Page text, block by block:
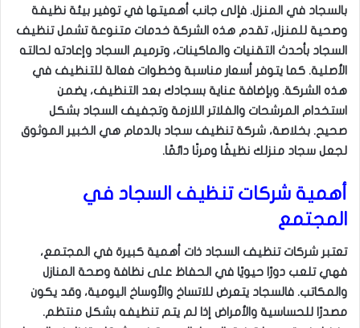
بالسجاد في المنزل. فإلى جانب أهميتها في توفير بيئة نظيفة
وصحية للمنزل، تقدم هذه الشركة خدمات متنوعة تشمل تنظيف
السجاد بأحدث التقنيات والماكينات، وترميم السجاد وإعادته لحالته
الأصلية. كما يتوفر أسعار مناسبة وخطوات فعالة للتنظيف في
هذه الشركة. وبإضافة عناية بسجادك بعد التنظيف، يضمن
استخدام المرشحات والفلاتر اللازمة وتجفيف السجاد بشكل
صحيح. بخلاصة، شركة تنظيف سجاد بالدمام هي الخبير الموثوق
لجعل سجاد منزلك نظيفًا ومرنًا دائمًا.
أهمية شركات تنظيف السجاد في
المجتمع
تعتبر شركات تنظيف السجاد ذات أهمية كبيرة في المجتمع،
فهي تلعب دورًا حيويًا في الحفاظ على نظافة وصحة المنازل
والمكاتب. فالسجاد يتعرض للاتساخ والأوساخ اليومية، وقد يكون
مصدرًا للحساسية والأمراض إذا لم يتم تنظيفه بشكل منتظم.